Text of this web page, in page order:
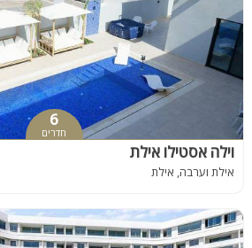
6
חדרים
וילה אסטילו אילת
אילת וערבה, אילת